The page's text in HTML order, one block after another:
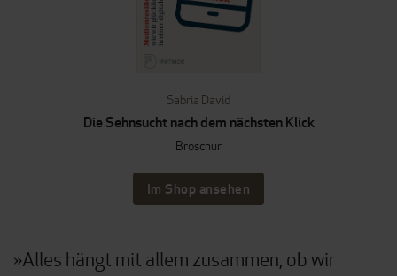
Sabria David
Die Sehnsucht nach dem nächsten Klick
Broschur
Im Shop ansehen
»Alles hängt mit allem zusammen, ob wir